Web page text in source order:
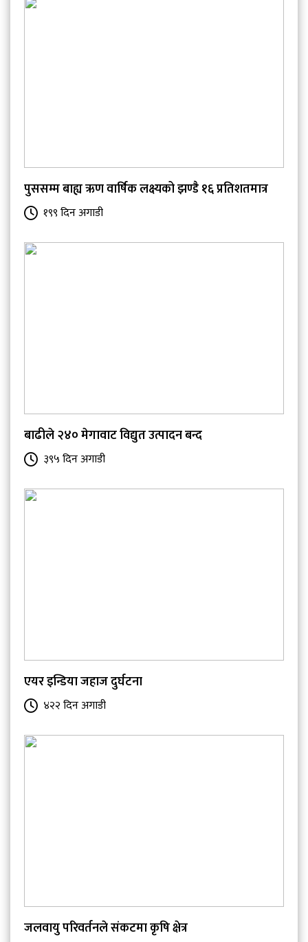
पुससम्म बाह्य ऋण वार्षिक लक्ष्यको झण्डै १६ प्रतिशतमात्र
१९९ दिन अगाडी
बाढीले २४० मेगावाट विद्युत उत्पादन बन्द
३९५ दिन अगाडी
एयर इन्डिया जहाज दुर्घटना
४२२ दिन अगाडी
जलवायु परिवर्तनले संकटमा कृषि क्षेत्र